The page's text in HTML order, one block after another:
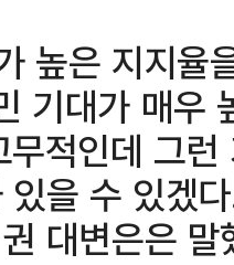
높은 지지율
기대가 매우
적인데 그
을 수 있겠
대변은은 말